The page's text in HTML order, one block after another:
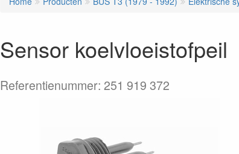
Sensor koelvloeistofpeil
Referentienummer: 251 919 372